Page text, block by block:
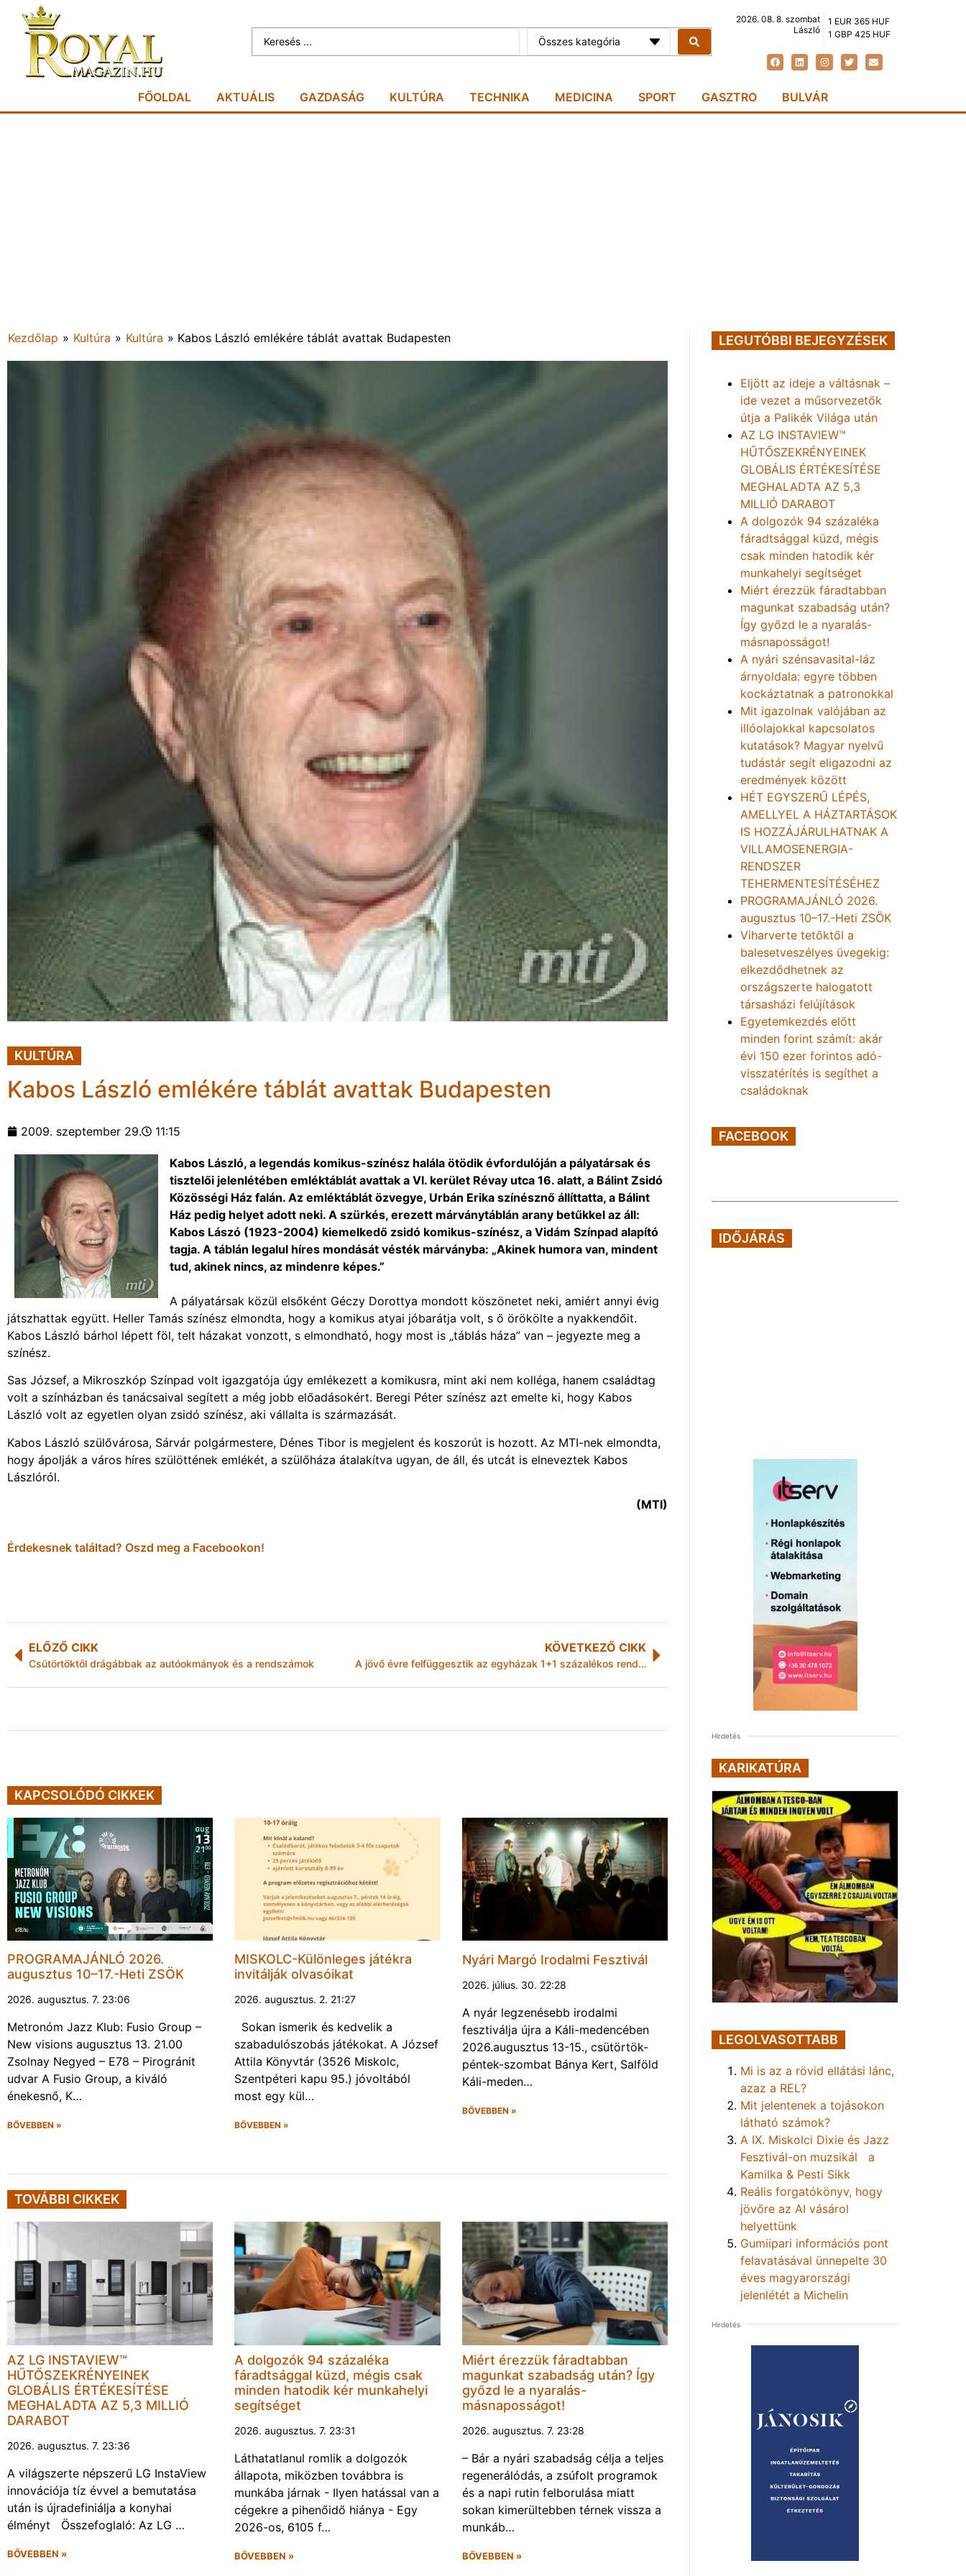
Összes kategória
2026. 08. 8. szombat
László
1 EUR 365 HUF
1 GBP 425 HUF
FŐOLDAL AKTUÁLIS GAZDASÁG KULTÚRA TECHNIKA MEDICINA SPORT GASZTRO BULVÁR
Kezdőlap » Kultúra » Kultúra » Kabos László emlékére táblát avattak Budapesten
KULTÚRA
Kabos László emlékére táblát avattak Budapesten
2009. szeptember 29. 11:15
Kabos László, a legendás komikus-színész halála ötödik évfordulóján a pályatársak és
tisztelői jelenlétében emléktáblát avattak a VI. kerület Révay utca 16. alatt, a Bálint Zsidó
Közösségi Ház falán. Az emléktáblát özvegye, Urbán Erika színésznő állíttatta, a Bálint
Ház pedig helyet adott neki. A szürkés, erezett márványtáblán arany betűkkel az áll:
Kabos Lászó (1923-2004) kiemelkedő zsidó komikus-színész, a Vidám Színpad alapító
tagja. A táblán legalul híres mondását vésték márványba: „Akinek humora van, mindent
tud, akinek nincs, az mindenre képes.”
A pályatársak közül elsőként Géczy Dorottya mondott köszönetet neki, amiért annyi évig
játszhattak együtt. Heller Tamás színész elmondta, hogy a komikus atyai jóbarátja volt, s ő örökölte a nyakkendőit.
Kabos László bárhol lépett föl, telt házakat vonzott, s elmondható, hogy most is „táblás háza” van – jegyezte meg a
színész.
Sas József, a Mikroszkóp Színpad volt igazgatója úgy emlékezett a komikusra, mint aki nem kolléga, hanem családtag
volt a színházban és tanácsaival segített a még jobb előadásokért. Beregi Péter színész azt emelte ki, hogy Kabos
László volt az egyetlen olyan zsidó színész, aki vállalta is származását.
Kabos László szülővárosa, Sárvár polgármestere, Dénes Tibor is megjelent és koszorút is hozott. Az MTI-nek elmondta,
hogy ápolják a város híres szülöttének emlékét, a szülőháza átalakítva ugyan, de áll, és utcát is elneveztek Kabos
Lászlóról.
(MTI)
Érdekesnek találtad? Oszd meg a Facebookon!
ELŐZŐ CIKK
Csütörtöktől drágábbak az autóokmányok és a rendszámok
KÖVETKEZŐ CIKK
A jövő évre felfüggesztik az egyházak 1+1 százalékos rendszerét
KAPCSOLÓDÓ CIKKEK
PROGRAMAJÁNLÓ 2026.
augusztus 10–17.-Heti ZSÖK
2026. augusztus. 7. 23:06
Metronóm Jazz Klub: Fusio Group –
New visions augusztus 13. 21.00
Zsolnay Negyed – E78 – Pirogránit
udvar A Fusio Group, a kiváló
énekesnő, K…
BŐVEBBEN »
MISKOLC-Különleges játékra
invitálják olvasóikat
2026. augusztus. 2. 21:27
Sokan ismerik és kedvelik a
szabadulószobás játékokat. A József
Attila Könyvtár (3526 Miskolc,
Szentpéteri kapu 95.) jóvoltából
most egy kül…
BŐVEBBEN »
Nyári Margó Irodalmi Fesztivál
2026. július. 30. 22:28
A nyár legzenésebb irodalmi
fesztiválja újra a Káli-medencében
2026.augusztus 13-15., csütörtök-
péntek-szombat Bánya Kert, Salföld
Káli-meden…
BŐVEBBEN »
TOVÁBBI CIKKEK
AZ LG INSTAVIEW™
HŰTŐSZEKRÉNYEINEK
GLOBÁLIS ÉRTÉKESÍTÉSE
MEGHALADTA AZ 5,3 MILLIÓ
DARABOT
2026. augusztus. 7. 23:36
A világszerte népszerű LG InstaView
innovációja tíz évvel a bemutatása
után is újradefiniálja a konyhai
élményt Összefoglaló: Az LG …
BŐVEBBEN »
A dolgozók 94 százaléka
fáradtsággal küzd, mégis csak
minden hatodik kér munkahelyi
segítséget
2026. augusztus. 7. 23:31
Láthatatlanul romlik a dolgozók
állapota, miközben továbbra is
munkába járnak - Ilyen hatással van a
cégekre a pihenőidő hiánya - Egy
2026-os, 6105 f…
BŐVEBBEN »
Miért érezzük fáradtabban
magunkat szabadság után? Így
győzd le a nyaralás-
másnaposságot!
2026. augusztus. 7. 23:28
– Bár a nyári szabadság célja a teljes
regenerálódás, a zsúfolt programok
és a napi rutin felborulása miatt
sokan kimerültebben térnek vissza a
munkáb…
BŐVEBBEN »
LEGUTÓBBI BEJEGYZÉSEK
Eljött az ideje a váltásnak –
ide vezet a műsorvezetők
útja a Palikék Világa után
AZ LG INSTAVIEW™
HŰTŐSZEKRÉNYEINEK
GLOBÁLIS ÉRTÉKESÍTÉSE
MEGHALADTA AZ 5,3
MILLIÓ DARABOT
A dolgozók 94 százaléka
fáradtsággal küzd, mégis
csak minden hatodik kér
munkahelyi segítséget
Miért érezzük fáradtabban
magunkat szabadság után?
Így győzd le a nyaralás-
másnaposságot!
A nyári szénsavasital-láz
árnyoldala: egyre többen
kockáztatnak a patronokkal
Mit igazolnak valójában az
illóolajokkal kapcsolatos
kutatások? Magyar nyelvű
tudástár segít eligazodni az
eredmények között
HÉT EGYSZERŰ LÉPÉS,
AMELLYEL A HÁZTARTÁSOK
IS HOZZÁJÁRULHATNAK A
VILLAMOSENERGIA-
RENDSZER
TEHERMENTESÍTÉSÉHEZ
PROGRAMAJÁNLÓ 2026.
augusztus 10–17.-Heti ZSÖK
Viharverte tetőktől a
balesetveszélyes üvegekig:
elkezdődhetnek az
országszerte halogatott
társasházi felújítások
Egyetemkezdés előtt
minden forint számít: akár
évi 150 ezer forintos adó-
visszatérítés is segíthet a
családoknak
FACEBOOK
IDŐJÁRÁS
Hirdetés
KARIKATÚRA
LEGOLVASOTTABB
Mi is az a rövid ellátási lánc,
azaz a REL?
Mit jelentenek a tojásokon
látható számok?
A IX. Miskolci Dixie és Jazz
Fesztivál-on muzsikál a
Kamilka & Pesti Sikk
Reális forgatókönyv, hogy
jövőre az AI vásárol
helyettünk
Gumiipari információs pont
felavatásával ünnepelte 30
éves magyarországi
jelenlétét a Michelin
Hirdetés